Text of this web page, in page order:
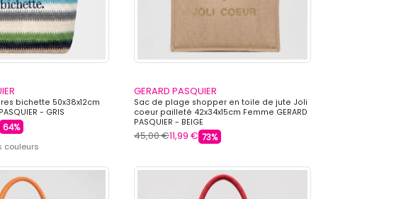
bichette 50x38x12cm
- GRIS
64%
couleurs
GERARD PASQUIER
Sac de plage shopper en toile de jute Joli
coeur pailleté 42x34x15cm Femme GERARD
PASQUIER - BEIGE
45,00 €11,99 € 73%